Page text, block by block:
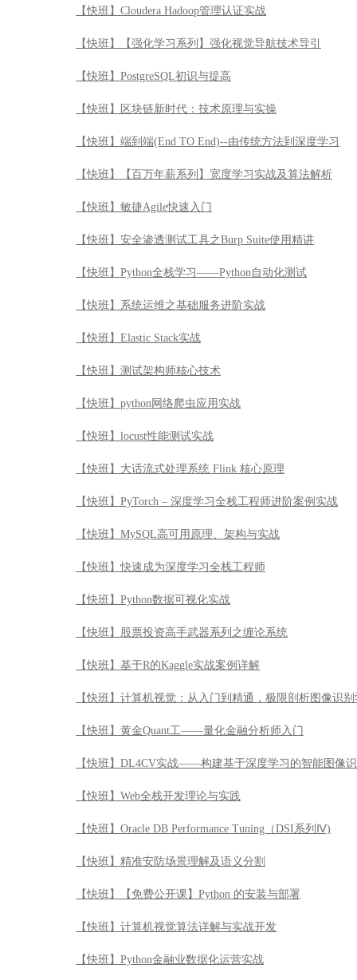
【快班】Cloudera Hadoop管理认证实战
【快班】【强化学习系列】强化视觉导航技术导引
【快班】PostgreSQL初识与提高
【快班】区块链新时代：技术原理与实操
【快班】端到端(End TO End)--由传统方法到深度学习
【快班】【百万年薪系列】宽度学习实战及算法解析
【快班】敏捷Agile快速入门
【快班】安全渗透测试工具之Burp Suite使用精讲
【快班】Python全栈学习——Python自动化测试
【快班】系统运维之基础服务进阶实战
【快班】Elastic Stack实战
【快班】测试架构师核心技术
【快班】python网络爬虫应用实战
【快班】locust性能测试实战
【快班】大话流式处理系统 Flink 核心原理
【快班】PyTorch – 深度学习全栈工程师进阶案例实战
【快班】MySQL高可用原理、架构与实战
【快班】快速成为深度学习全栈工程师
【快班】Python数据可视化实战
【快班】股票投资高手武器系列之缠论系统
【快班】基于R的Kaggle实战案例详解
【快班】计算机视觉：从入门到精通，极限剖析图像识
【快班】黄金Quant工——量化金融分析师入门
【快班】DL4CV实战——构建基于深度学习的智能图像
【快班】Web全栈开发理论与实践
【快班】Oracle DB Performance Tuning（DSI系列Ⅳ)
【快班】精准安防场景理解及语义分割
【快班】【免费公开课】Python 的安装与部署
【快班】计算机视觉算法详解与实战开发
【快班】Python金融业数据化运营实战